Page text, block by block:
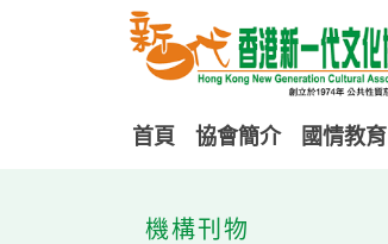
首頁 協會簡介 國情教育
機構刊物